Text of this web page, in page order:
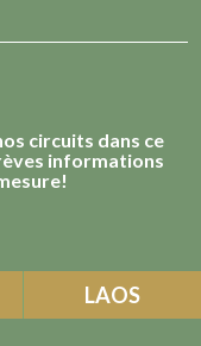
circuits dans ce
informations
LAOS